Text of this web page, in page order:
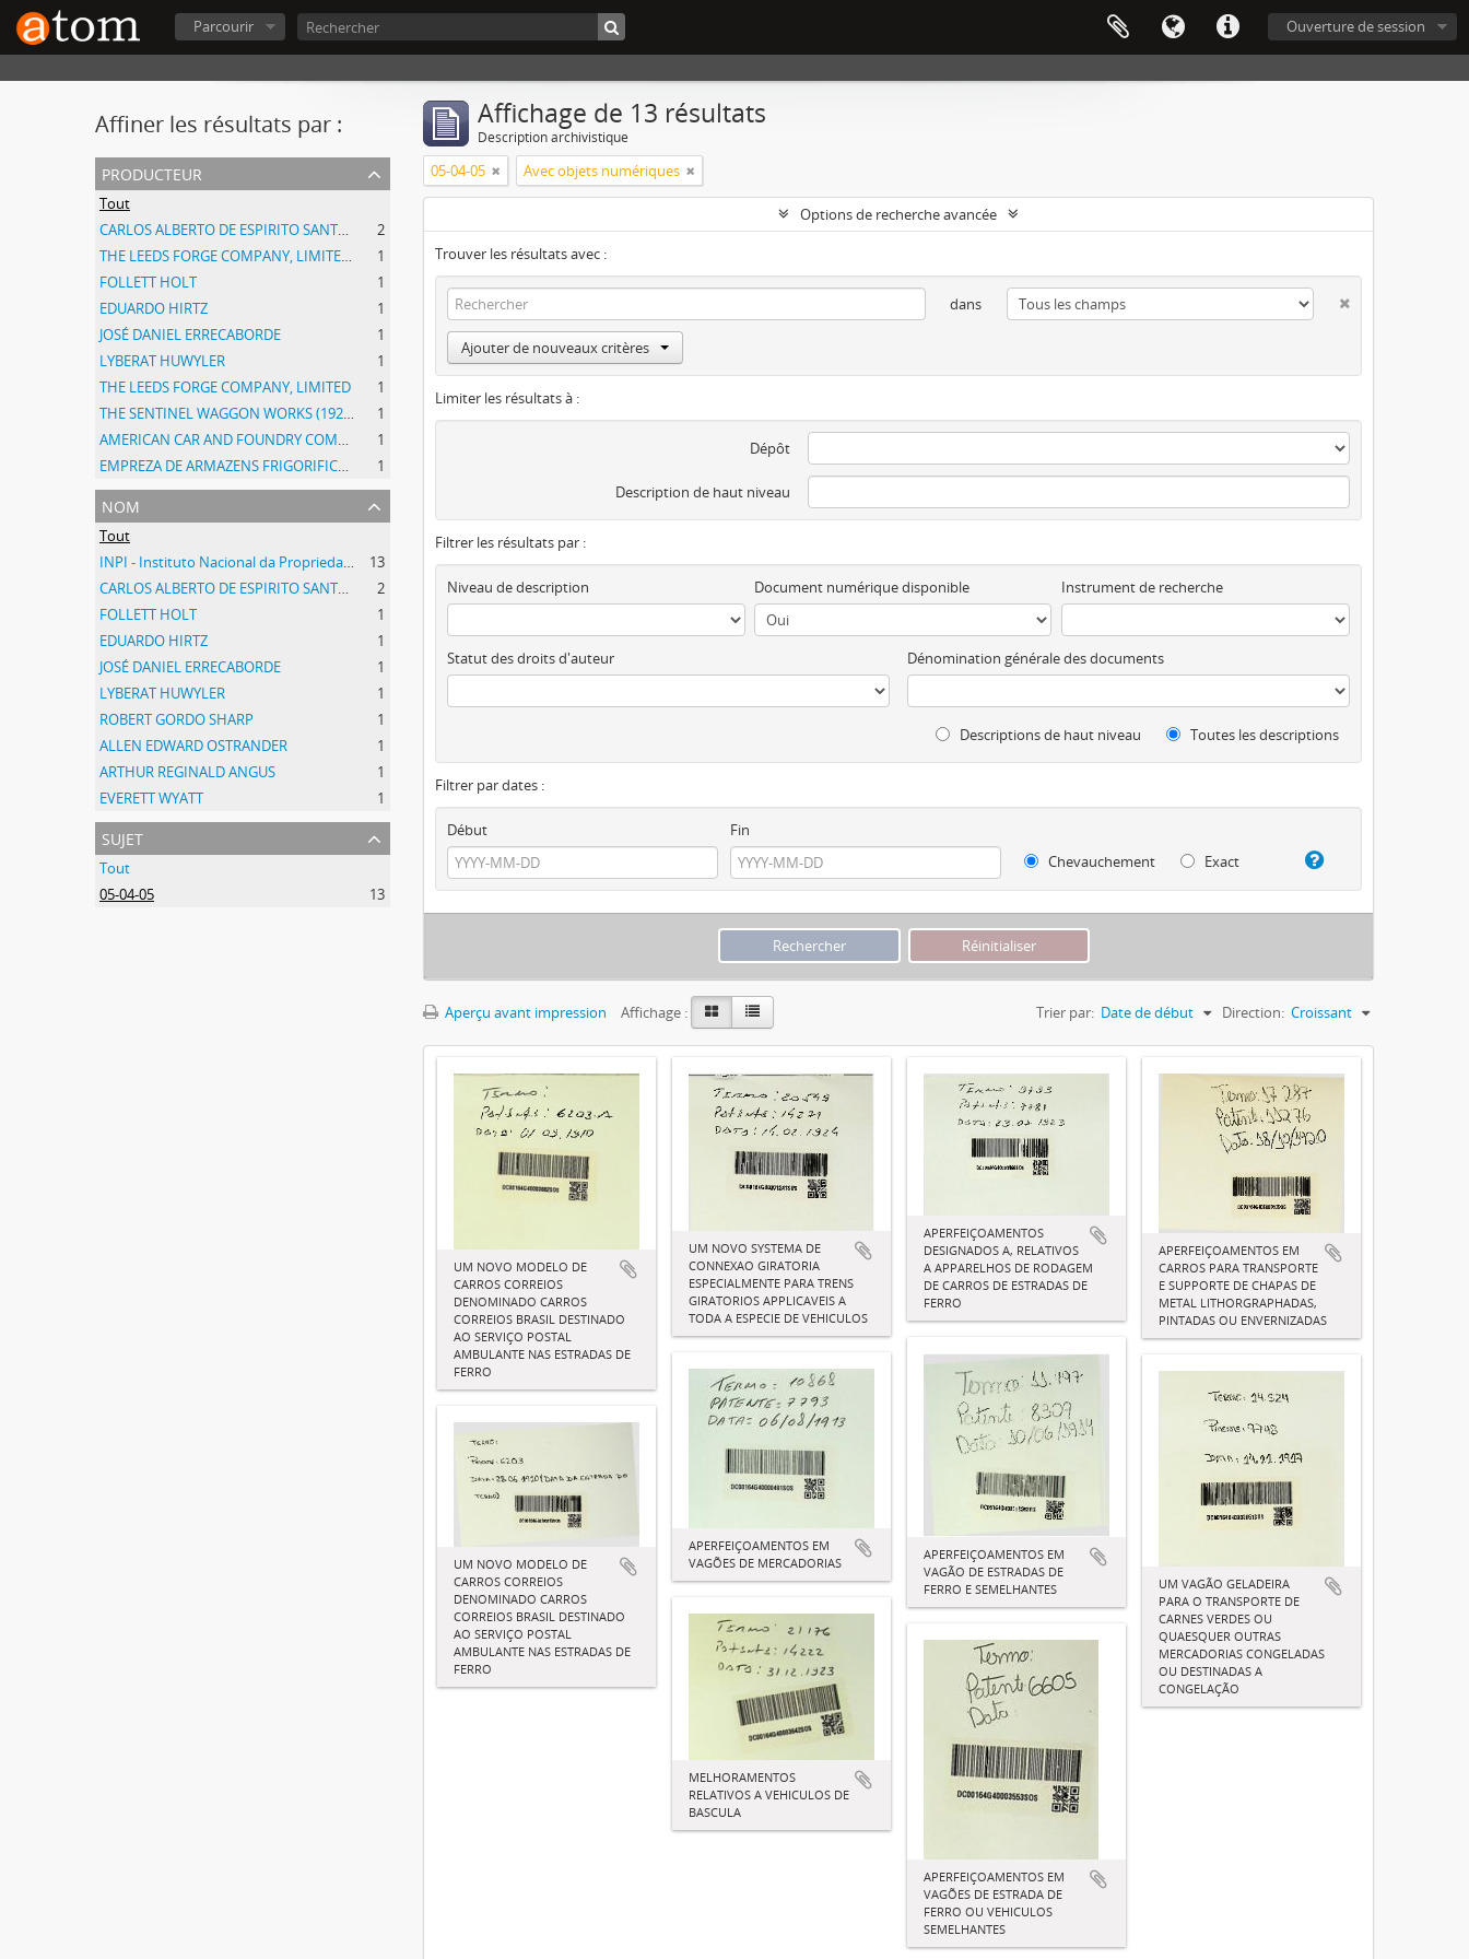
Ouverture de session
Parcourir
Affiner les résultats par :
producteur
Tout
CARLOS ALBERTO DE ESPIRITO SANTOS
2
THE LEEDS FORGE COMPANY, LIMITED; ROBERT GORDON SHARP
1
FOLLETT HOLT
1
EDUARDO HIRTZ
1
JOSÉ DANIEL ERRECABORDE
1
LYBERAT HUWYLER
1
THE LEEDS FORGE COMPANY, LIMITED
1
THE SENTINEL WAGGON WORKS (1920) LIMITED
1
AMERICAN CAR AND FOUNDRY COMPANY
1
EMPREZA DE ARMAZENS FRIGORIFICOS
1
nom
Tout
INPI - Instituto Nacional da Propriedade Industrial
13
CARLOS ALBERTO DE ESPIRITO SANTOS
2
FOLLETT HOLT
1
EDUARDO HIRTZ
1
JOSÉ DANIEL ERRECABORDE
1
LYBERAT HUWYLER
1
ROBERT GORDO SHARP
1
ALLEN EDWARD OSTRANDER
1
ARTHUR REGINALD ANGUS
1
EVERETT WYATT
1
sujet
Tout
05-04-05
13
Affichage de 13 résultats
Description archivistique
05-04-05 Avec objets numériques
Options de recherche avancée
Trouver les résultats avec :
dans
Ajouter de nouveaux critères
Limiter les résultats à :
Dépôt
Description de haut niveau
Filtrer les résultats par :
Niveau de description Document numérique disponible Instrument de recherche
Statut des droits d'auteur Dénomination générale des documents
Descriptions de haut niveau Toutes les descriptions
Filtrer par dates :
Début
Fin
Chevauchement
Exact
Aperçu avant impression Affichage : Trier par: Date de début Direction: Croissant
UM NOVO MODELO DE
CARROS CORREIOS
DENOMINADO CARROS
CORREIOS BRASIL DESTINADO
AO SERVIÇO POSTAL
AMBULANTE NAS ESTRADAS DE
FERRO
UM NOVO SYSTEMA DE
CONNEXAO GIRATORIA
ESPECIALMENTE PARA TRENS
GIRATORIOS APPLICAVEIS A
TODA A ESPECIE DE VEHICULOS
APERFEIÇOAMENTOS
DESIGNADOS A, RELATIVOS
A APPARELHOS DE RODAGEM
DE CARROS DE ESTRADAS DE
FERRO
APERFEIÇOAMENTOS EM
CARROS PARA TRANSPORTE
E SUPPORTE DE CHAPAS DE
METAL LITHORGRAPHADAS,
PINTADAS OU ENVERNIZADAS
APERFEIÇOAMENTOS EM
VAGÃO DE ESTRADAS DE
FERRO E SEMELHANTES
APERFEIÇOAMENTOS EM
VAGÕES DE MERCADORIAS
UM VAGÃO GELADEIRA
PARA O TRANSPORTE DE
CARNES VERDES OU
QUAESQUER OUTRAS
MERCADORIAS CONGELADAS
OU DESTINADAS A
CONGELAÇÃO
UM NOVO MODELO DE
CARROS CORREIOS
DENOMINADO CARROS
CORREIOS BRASIL DESTINADO
AO SERVIÇO POSTAL
AMBULANTE NAS ESTRADAS DE
FERRO
MELHORAMENTOS
RELATIVOS A VEHICULOS DE
BASCULA
APERFEIÇOAMENTOS EM
VAGÕES DE ESTRADA DE
FERRO OU VEHICULOS
SEMELHANTES